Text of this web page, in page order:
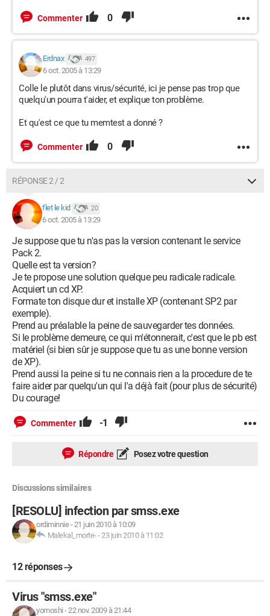
Commenter 0
Erdnax 497
6 oct. 2005 à 13:29
Colle le plutôt dans virus/sécurité, ici je pense pas trop que
quelqu'un pourra t'aider, et explique ton problème.
Et qu'est ce que tu memtest a donné ?
Commenter 0
RÉPONSE 2 / 2
flet le kid 20
6 oct. 2005 à 13:29
Je suppose que tu n'as pas la version contenant le service
Pack 2.
Quelle est ta version?
Je te propose une solution quelque peu radicale radicale.
Acquiert un cd XP.
Formate ton disque dur et installe XP (contenant SP2 par
exemple).
Prend au préalable la peine de sauvegarder tes données.
Si le problème demeure, ce qui m'étonnerait, c'est que le pb est
matériel (si bien sûr je suppose que tu as une bonne version
de XP).
Prend aussi la peine si tu ne connais rien a la procedure de te
faire aider par quelqu'un qui l'a déjà fait (pour plus de sécurité)
Du courage!
Commenter -1
Répondre Posez votre question
Discussions similaires
[RESOLU] infection par smss.exe
ordiminnie-21 juin 2010 à 10:09
Malekal_morte--23 juin 2010 à 11:02
12 réponses
Virus "smss.exe"
yomoshi -22 nov. 2009 à 21:44